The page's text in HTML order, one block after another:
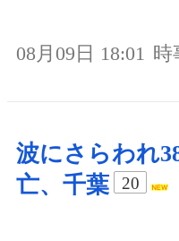
08月09日 18:01 時
波にさらわれ
亡、千葉
20